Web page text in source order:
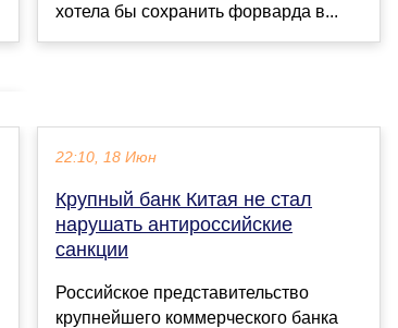
хотела бы сохранить форварда в...
22:10, 18 Июн
Крупный банк Китая не стал
нарушать антироссийские
санкции
Российское представительство
крупнейшего коммерческого банка